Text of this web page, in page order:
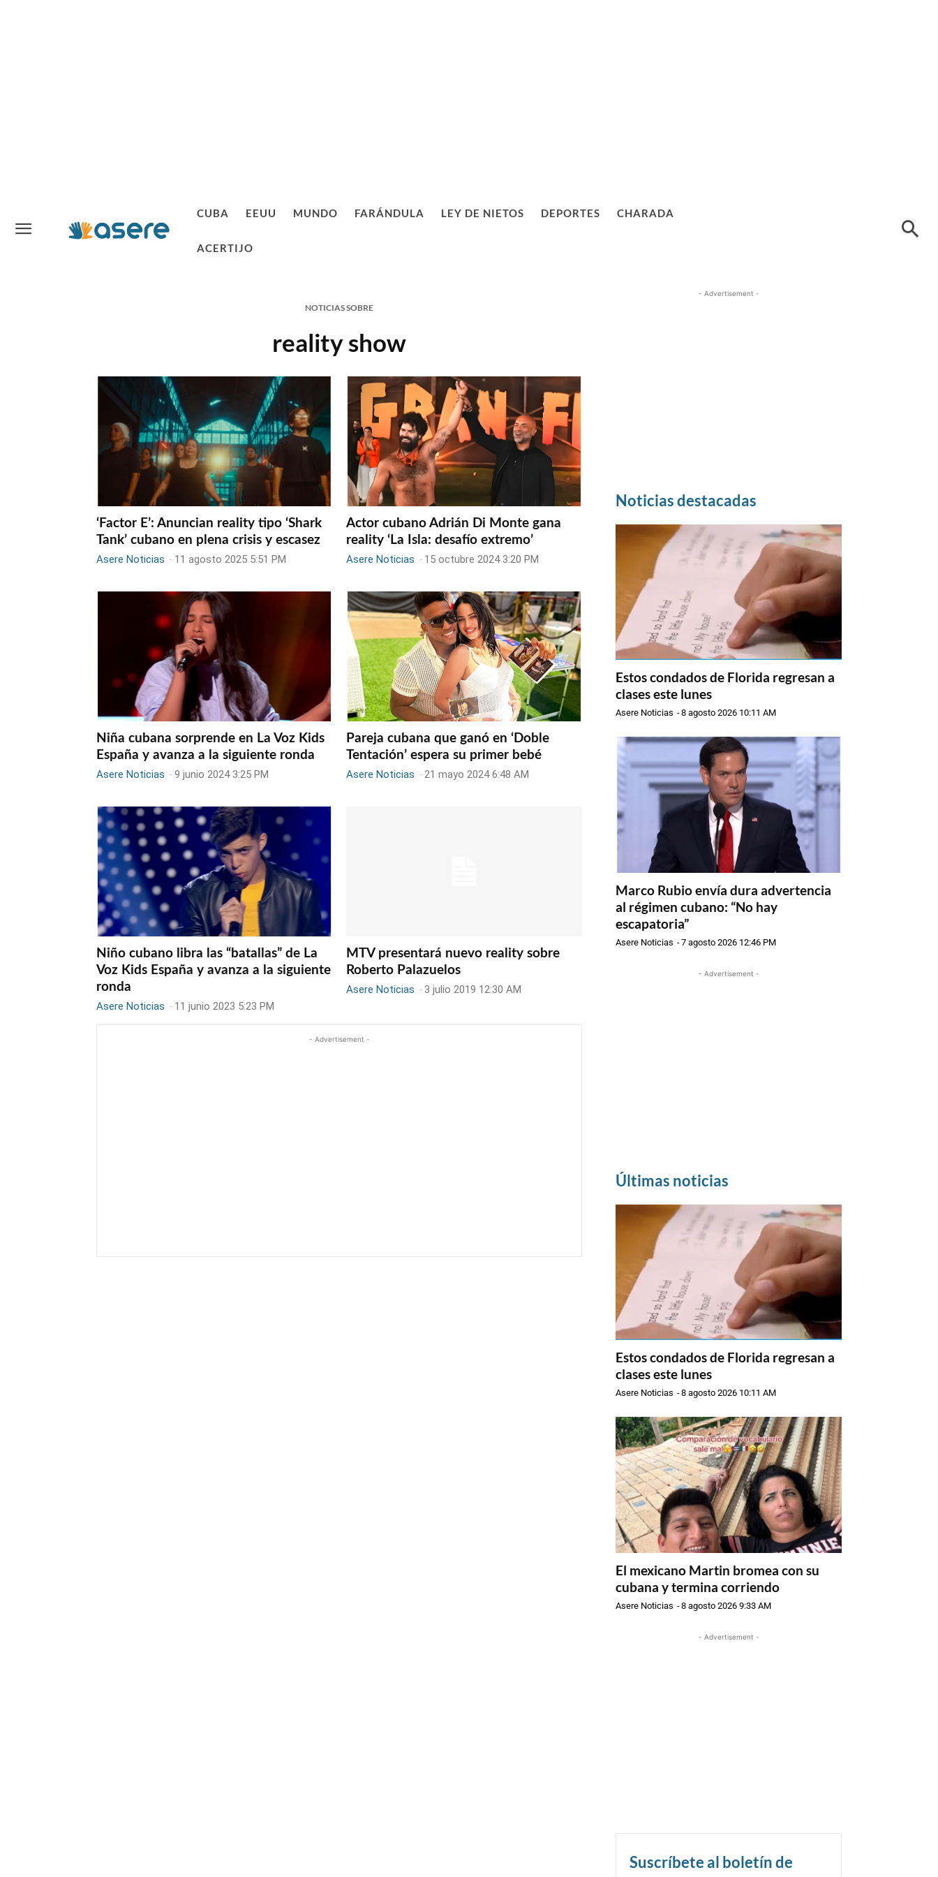
CUBA EEUU MUNDO FARÁNDULA LEY DE NIETOS DEPORTES CHARADA
ACERTIJO
NOTICIAS SOBRE
reality show
‘Factor E’: Anuncian reality tipo ‘Shark
Tank’ cubano en plena crisis y escasez
Asere Noticias - 11 agosto 2025 5:51 PM
Actor cubano Adrián Di Monte gana
reality ‘La Isla: desafío extremo’
Asere Noticias - 15 octubre 2024 3:20 PM
Niña cubana sorprende en La Voz Kids
España y avanza a la siguiente ronda
Asere Noticias -9 junio 2024 3:25 PM
Pareja cubana que ganó en ‘Doble
Tentación’ espera su primer bebé
Asere Noticias -21 mayo 2024 6:48 AM
Niño cubano libra las “batallas” de La
Voz Kids España y avanza a la siguiente
ronda
Asere Noticias - 11 junio 2023 5:23 PM
MTV presentará nuevo reality sobre
Roberto Palazuelos
Asere Noticias - 3 julio 2019 12:30 AM
- Advertisement -
- Advertisement -
Noticias destacadas
Estos condados de Florida regresan a
clases este lunes
Asere Noticias -8 agosto 2026 10:11 AM
Marco Rubio envía dura advertencia
al régimen cubano: “No hay
escapatoria”
Asere Noticias -7 agosto 2026 12:46 PM
- Advertisement -
Últimas noticias
Estos condados de Florida regresan a
clases este lunes
Asere Noticias -8 agosto 2026 10:11 AM
El mexicano Martin bromea con su
cubana y termina corriendo
Asere Noticias -8 agosto 2026 9:33 AM
- Advertisement -
Suscríbete al boletín de